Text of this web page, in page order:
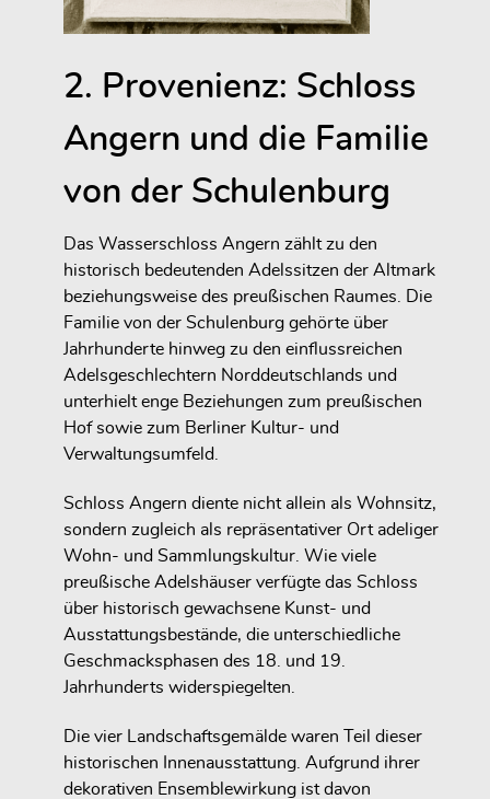
2. Provenienz: Schloss
Angern und die Familie
von der Schulenburg
Das Wasserschloss Angern zählt zu den
historisch bedeutenden Adelssitzen der Altmark
beziehungsweise des preußischen Raumes. Die
Familie von der Schulenburg gehörte über
Jahrhunderte hinweg zu den einflussreichen
Adelsgeschlechtern Norddeutschlands und
unterhielt enge Beziehungen zum preußischen
Hof sowie zum Berliner Kultur- und
Verwaltungsumfeld.
Schloss Angern diente nicht allein als Wohnsitz,
sondern zugleich als repräsentativer Ort adeliger
Wohn- und Sammlungskultur. Wie viele
preußische Adelshäuser verfügte das Schloss
über historisch gewachsene Kunst- und
Ausstattungsbestände, die unterschiedliche
Geschmacksphasen des 18. und 19.
Jahrhunderts widerspiegelten.
Die vier Landschaftsgemälde waren Teil dieser
historischen Innenausstattung. Aufgrund ihrer
dekorativen Ensemblewirkung ist davon